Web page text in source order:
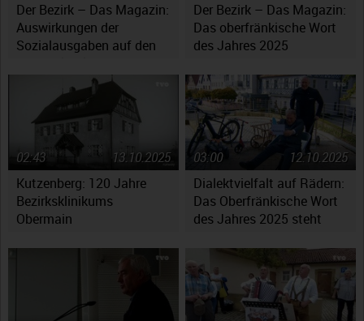
Der Bezirk – Das Magazin:
Auswirkungen der
Sozialausgaben auf den
Der Bezirk – Das Magazin:
Das oberfränkische Wort
des Jahres 2025
Kutzenberg: 120 Jahre
Bezirksklinikums
Obermain
13.10.2025
02:43
Dialektvielfalt auf Rädern:
Das Oberfränkische Wort
des Jahres 2025 steht
12.10.2025
03:00